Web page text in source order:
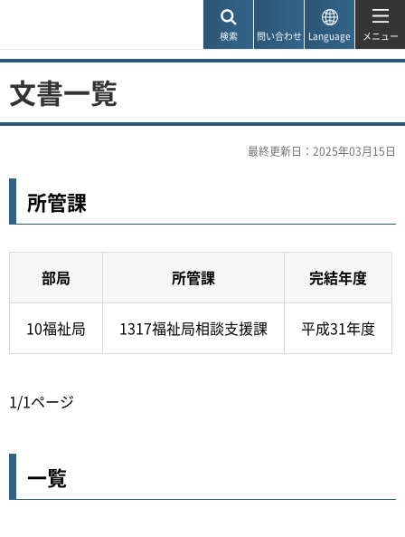
検索 問い合わせ Language メニュー
文書一覧
最終更新日：2025年03月15日
所管課
部局 所管課 完結年度
10福祉局 1317福祉局相談支援課 平成31年度
1/1ページ
一覧